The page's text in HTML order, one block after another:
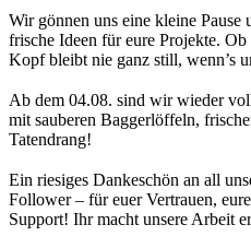
Wir gönnen uns eine kleine Pause
frische Ideen für eure Projekte.
Kopf bleibt nie ganz still, wenn’s
Ab dem 04.08. sind wir wieder
mit sauberen Baggerlöffeln,
Tatendrang!
Ein riesiges Dankeschön an all
Follower – für euer Vertrauen,
Support! Ihr macht unsere Arbeit